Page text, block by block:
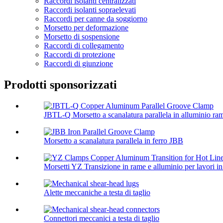
Raccordi isolanti sopraelevati
Raccordi per canne da soggiorno
Morsetto per deformazione
Morsetto di sospensione
Raccordi di collegamento
Raccordi di protezione
Raccordi di giunzione
Prodotti sponsorizzati
JBTL-Q Morsetto a scanalatura parallela in alluminio
Morsetto a scanalatura parallela in ferro JBB
Morsetti YZ Transizione in rame e alluminio per lavori
Alette meccaniche a testa di taglio
Connettori meccanici a testa di taglio